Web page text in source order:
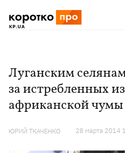
Луганским
за истребленных
африканской чумы
ЮРИЙ ТКАЧЕНКО 28 марта 2014